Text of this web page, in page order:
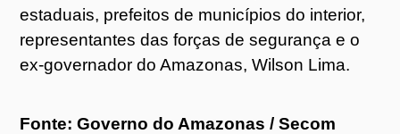
estaduais, prefeitos de municípios do interior,
representantes das forças de segurança e o
ex-governador do Amazonas, Wilson Lima.
Fonte: Governo do Amazonas / Secom